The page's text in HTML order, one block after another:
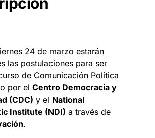
24 de marzo estarán
las postulaciones para ser
de Comunicación Política
por el Centro Democracia y
(CDC) y el National
Institute (NDI) a través de
.